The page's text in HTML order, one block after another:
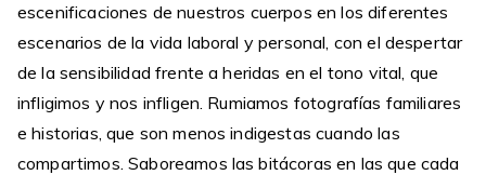
escenificaciones de nuestros cuerpos en los diferentes
escenarios de la vida laboral y personal, con el despertar
de la sensibilidad frente a heridas en el tono vital, que
infligimos y nos infligen. Rumiamos fotografías familiares
e historias, que son menos indigestas cuando las
compartimos. Saboreamos las bitácoras en las que cada